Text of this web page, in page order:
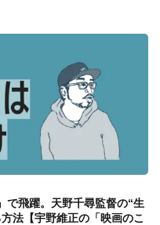
で飛躍。天野千尋監督の“生
法【宇野維正の「映画のこ